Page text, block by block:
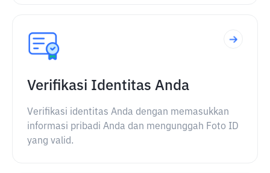
Verifikasi Identitas Anda
Verifikasi identitas Anda dengan memasukkan
informasi pribadi Anda dan mengunggah Foto ID
yang valid.